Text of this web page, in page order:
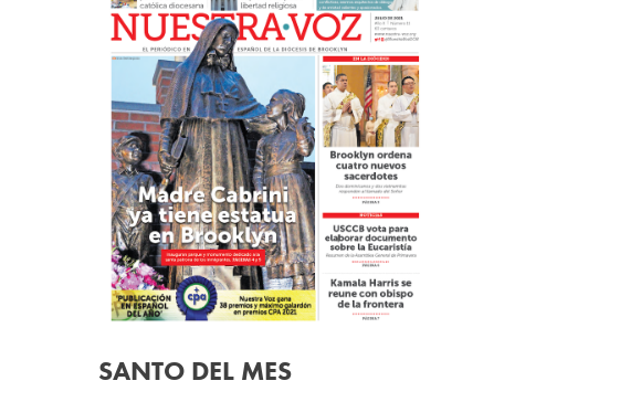
SANTO DEL MES